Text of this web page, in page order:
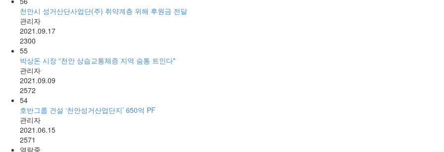
천안시 성거산단사업단(주) 취약계층 위해 후원금 전달
관리자
2021.09.17
2300
55
박상돈 시장 “천안 상습교통체증 지역 숨통 트인다"
관리자
2021.09.09
2572
54
호반그룹 건설 ‘천안성거산업단지’ 650억 PF
관리자
2021.06.15
2571
열람중